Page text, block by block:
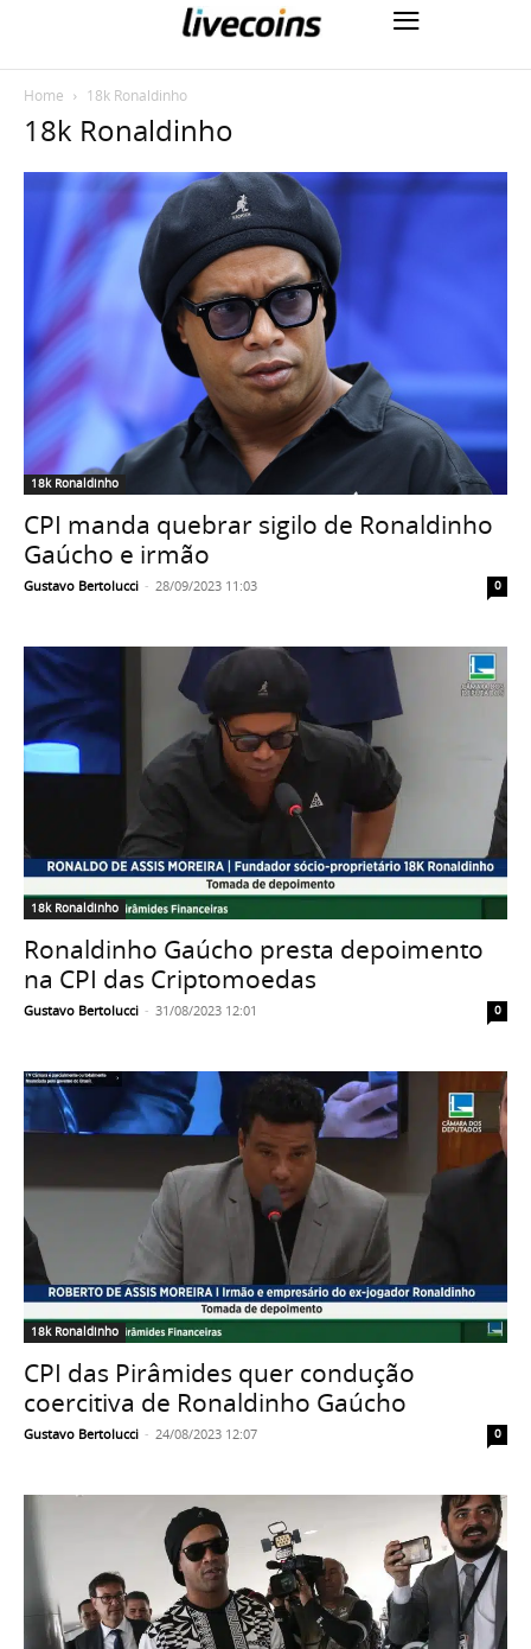
Home 18k Ronaldinho
18k Ronaldinho
18k Ronaldinho
CPI manda quebrar sigilo de Ronaldinho
Gaúcho e irmão
Gustavo Bertolucci - 28/09/2023 11:03 0
18k Ronaldinho
Ronaldinho Gaúcho presta depoimento
na CPI das Criptomoedas
Gustavo Bertolucci - 31/08/2023 12:01 0
18k Ronaldinho
CPI das Pirâmides quer condução
coercitiva de Ronaldinho Gaúcho
Gustavo Bertolucci - 24/08/2023 12:07 0